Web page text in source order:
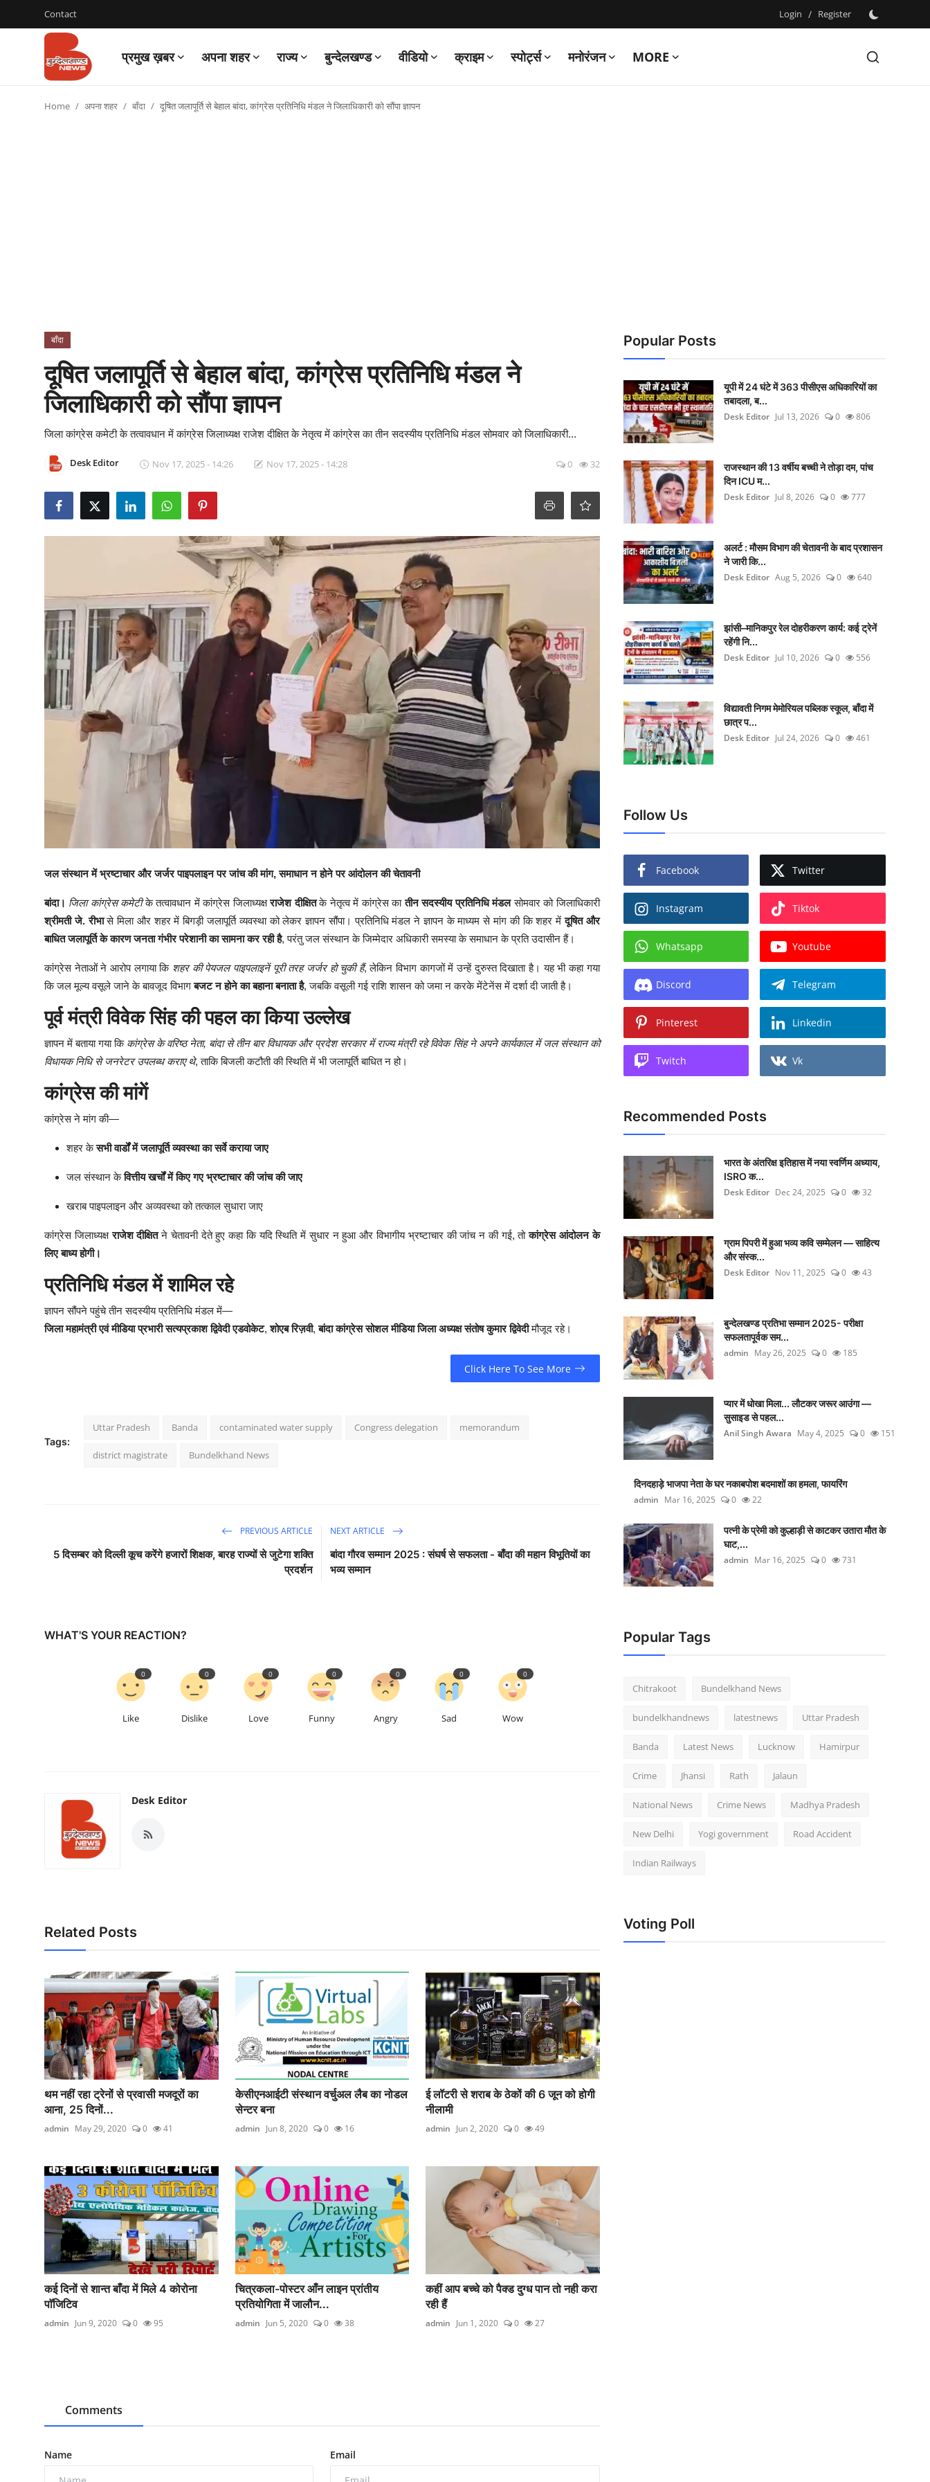
Contact Login / Register
प्रमुख ख़बर अपना शहर राज्य बुन्देलखण्ड वीडियो क्राइम स्पोर्ट्स मनोरंजन MORE
Login
Home अपना शहर बाँदा दूषित जलापूर्ति से बेहाल बांदा, कांग्रेस प्रतिनिधि मंडल ने जिलाधिकारी को सौंपा ज्ञापन
बाँदा
दूषित जलापूर्ति से बेहाल बांदा, कांग्रेस प्रतिनिधि मंडल ने
जिलाधिकारी को सौंपा ज्ञापन
जिला कांग्रेस कमेटी के तत्वावधान में कांग्रेस जिलाध्यक्ष राजेश दीक्षित के नेतृत्व में कांग्रेस का तीन सदस्यीय प्रतिनिधि मंडल सोमवार को जिलाधिकारी...
Desk Editor Nov 17, 2025 - 14:26 Nov 17, 2025 - 14:28 0 32
जल संस्थान में भ्रष्टाचार और जर्जर पाइपलाइन पर जांच की मांग, समाधान न होने पर आंदोलन की चेतावनी
बांदा। जिला कांग्रेस कमेटीके तत्वावधान में कांग्रेस जिलाध्यक्षराजेश दीक्षितके नेतृत्व में कांग्रेस कातीन सदस्यीय प्रतिनिधि मंडलसोमवार को जिलाधिकारी
श्रीमती जे. रीभासे मिला और शहर में बिगड़ी जलापूर्ति व्यवस्था को लेकर ज्ञापन सौंपा। प्रतिनिधि मंडल ने ज्ञापन के माध्यम से मांग की कि शहर मेंदूषित और
बाधित जलापूर्ति के कारण जनता गंभीर परेशानी का सामना कर रही है, परंतु जल संस्थान के जिम्मेदार अधिकारी समस्या के समाधान के प्रति उदासीन हैं।
कांग्रेस नेताओं ने आरोप लगाया कि शहर की पेयजल पाइपलाइनें पूरी तरह जर्जर हो चुकी हैं, लेकिन विभाग कागजों में उन्हें दुरुस्त दिखाता है। यह भी कहा गया
कि जल मूल्य वसूले जाने के बावजूद विभागबजट न होने का बहाना बनाता है, जबकि वसूली गई राशि शासन को जमा न करके मेंटेनेंस में दर्शा दी जाती है।
पूर्व मंत्री विवेक सिंह की पहल का किया उल्लेख
ज्ञापन में बताया गया कि कांग्रेस के वरिष्ठ नेता, बांदा से तीन बार विधायक और प्रदेश सरकार में राज्य मंत्री रहे विवेक सिंह ने अपने कार्यकाल में जल संस्थान को
विधायक निधि से जनरेटर उपलब्ध कराए थे, ताकि बिजली कटौती की स्थिति में भी जलापूर्ति बाधित न हो।
कांग्रेस की मांगें
कांग्रेस ने मांग की—
शहर केसभी वार्डों में जलापूर्ति व्यवस्था का सर्वे कराया जाए
जल संस्थान केवित्तीय खर्चों में किए गए भ्रष्टाचार की जांच की जाए
खराब पाइपलाइन और अव्यवस्था को तत्काल सुधारा जाए
कांग्रेस जिलाध्यक्षराजेश दीक्षितने चेतावनी देते हुए कहा कि यदि स्थिति में सुधार न हुआ और विभागीय भ्रष्टाचार की जांच न की गई, तोकांग्रेस आंदोलन के
लिए बाध्य होगी।
प्रतिनिधि मंडल में शामिल रहे
ज्ञापन सौंपने पहुंचे तीन सदस्यीय प्रतिनिधि मंडल में—
जिला महामंत्री एवं मीडिया प्रभारी सत्यप्रकाश द्विवेदी एडवोकेट,शोएब रिज़वी,बांदा कांग्रेस सोशल मीडिया जिला अध्यक्ष संतोष कुमार द्विवेदीमौजूद रहे।
Click Here To See More
Tags:
Uttar Pradesh Banda contaminated water supply Congress delegation memorandum
district magistrate Bundelkhand News
PREVIOUS ARTICLE
5 दिसम्बर को दिल्ली कूच करेंगे हजारों शिक्षक, बारह राज्यों से जुटेगा शक्ति
प्रदर्शन
NEXT ARTICLE
बांदा गौरव सम्मान 2025 : संघर्ष से सफलता - बाँदा की महान विभूतियों का
भव्य सम्मान
WHAT'S YOUR REACTION?
Like
0
Dislike
0
Love
0
Funny
0
Angry
0
Sad
0
Wow
0
Desk Editor
Related Posts
थम नहीं रहा ट्रेनों से प्रवासी मजदूरों का
आना, 25 दिनों...
admin May 29, 2020 0 41
केसीएनआईटी संस्थान वर्चुअल लैब का नोडल
सेन्टर बना
admin Jun 8, 2020 0 16
ई लॉटरी से शराब के ठेकों की 6 जून को होगी
नीलामी
admin Jun 2, 2020 0 49
कई दिनों से शान्त बाँदा में मिले 4 कोरोना
पाॅजिटिव
admin Jun 9, 2020 0 95
चित्रकला-पोस्टर आँन लाइन प्रांतीय
प्रतियोगिता में जालौन...
admin Jun 5, 2020 0 38
कहीं आप बच्चे को पैक्ड दुग्ध पान तो नही करा
रही हैं
admin Jun 1, 2020 0 27
Comments
Name Email
Popular Posts
यूपी में 24 घंटे में 363 पीसीएस अधिकारियों का
तबादला, ब...
Desk Editor Jul 13, 2026 0 806
राजस्थान की 13 वर्षीय बच्ची ने तोड़ा दम, पांच
दिन ICU म...
Desk Editor Jul 8, 2026 0 777
अलर्ट : मौसम विभाग की चेतावनी के बाद प्रशासन
ने जारी कि...
Desk Editor Aug 5, 2026 0 640
झांसी–मानिकपुर रेल दोहरीकरण कार्य: कई ट्रेनें
रहेंगी नि...
Desk Editor Jul 10, 2026 0 556
विद्यावती निगम मेमोरियल पब्लिक स्कूल, बाँदा में
छात्र प...
Desk Editor Jul 24, 2026 0 461
Follow Us
Facebook Twitter
Instagram Tiktok
Whatsapp Youtube
Discord Telegram
Pinterest Linkedin
Twitch Vk
Recommended Posts
भारत के अंतरिक्ष इतिहास में नया स्वर्णिम अध्याय,
ISRO क...
Desk Editor Dec 24, 2025 0 32
ग्राम पिपरी में हुआ भव्य कवि सम्मेलन — साहित्य
और संस्क...
Desk Editor Nov 11, 2025 0 43
बुन्देलखण्ड प्रतिभा सम्मान 2025- परीक्षा
सफलतापूर्वक सम...
admin May 26, 2025 0 185
प्यार में धोखा मिला... लौटकर जरूर आउंगा —
सुसाइड से पहल...
Anil Singh Awara May 4, 2025 0 151
दिनदहाड़े भाजपा नेता के घर नकाबपोश बदमाशों का हमला, फायरिंग
admin Mar 16, 2025 0 22
पत्नी के प्रेमी को कुल्हाड़ी से काटकर उतारा मौत के
घाट,...
admin Mar 16, 2025 0 731
Popular Tags
Chitrakoot Bundelkhand News
bundelkhandnews latestnews Uttar Pradesh
Banda Latest News Lucknow Hamirpur
Crime Jhansi Rath Jalaun
National News Crime News Madhya Pradesh
New Delhi Yogi government Road Accident
Indian Railways
Voting Poll